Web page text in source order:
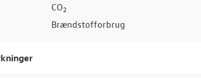
CO2
Brændstofforbrug